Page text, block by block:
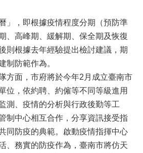
」，即根據疫情程度分期（預防準
、高峰期、緩解期、保全期及恢復
則根據去年經驗提出檢討建議，期
制防範作為。
方面，市府將於今年2月成立臺南市
位，依約聘、約僱等不同等級進用
測、疫情的分析與行政後勤等工
制中心相互合作，分享資訊接受指
同防疫的典範。啟動疫情指揮中心
、務實的防疫作為，臺南市將仿天